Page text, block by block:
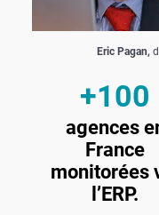
Eric Pagan,
+100
agences
France
monitorées
l’ERP.